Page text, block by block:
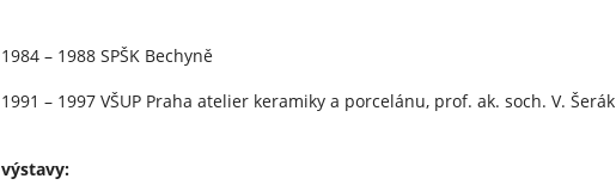
1984 – 1988 SPŠK Bechyně
1991 – 1997 VŠUP Praha atelier keramiky a porcelánu, prof. ak. soch. V. Šerák
výstavy: